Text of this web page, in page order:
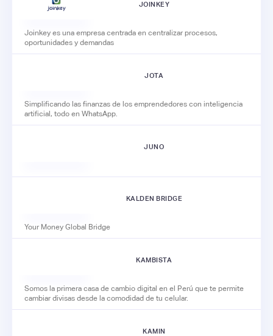
JOINKEY
Joinkey es una empresa centrada en centralizar procesos,
oportunidades y demandas
JOTA
Simplificando las finanzas de los emprendedores con inteligencia
artificial, todo en WhatsApp.
JUNO
KALDEN BRIDGE
Your Money Global Bridge
KAMBISTA
Somos la primera casa de cambio digital en el Perú que te permite
cambiar divisas desde la comodidad de tu celular.
KAMIN